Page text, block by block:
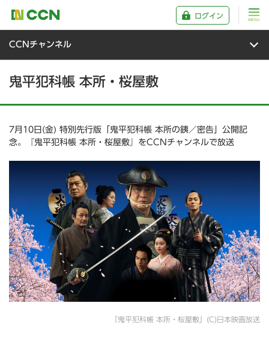
ログイン
CCNチャンネル
鬼平犯科帳 本所・桜屋敷
7月10日(金) 特別先行版「鬼平犯科帳 本所の銕／密告」公開記
念。『鬼平犯科帳 本所・桜屋敷』をCCNチャンネルで放送
「鬼平犯科帳 本所・桜屋敷」(C)日本映画放送